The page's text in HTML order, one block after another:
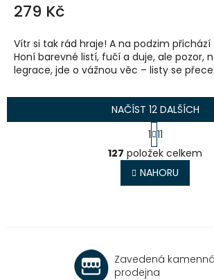
279 Kč
Vítr si tak rád hraje! A na podzim
Honí barevné listí, fučí a duje, ale pozor,
legrace, jde o vážnou věc – listy se
O
v
l
á
p
r
NAČÍST 12 DALŠÍCH
S
t
r
á
n
k
1 11
127 položek celkem
NAHORU
Zavedená kamenná
prodejna